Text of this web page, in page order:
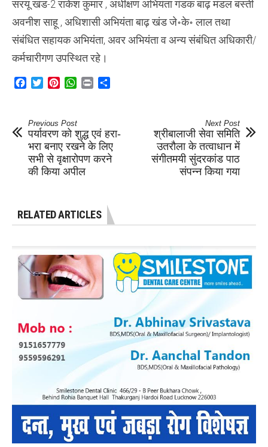
सरयू खंड-2 राकेश कुमार , अधीक्षण अभियंता गंडक बाढ़ मंडल बस्ती
अवनीश साहू , अधिशासी अभियंता बाढ़ खंड जे॰के॰ लाल तथा
संबंधित सहायक अभियंता, अवर अभियंता व अन्य संबंधित अधिकारी/
कर्मचारीगण उपस्थित रहे।
Facebook
TwitterPinterestWhatsApp
Print
Previous Post
पर्यावरण को शुद्ध एवं हरा-
भरा बनाए रखने के लिए
सभी से वृक्षारोपण करने
की किया अपील
Next Post
श्रीबालाजी सेवा समिति
उतरौला के तत्वाधान में
संगीतमयी सुंदरकांड पाठ
संपन्न किया गया
RELATED ARTICLES